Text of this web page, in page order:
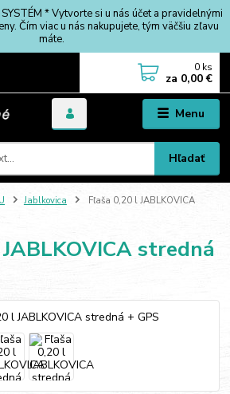
* Vytvorte si u nás účet a pravidelnými
Čím viac u nás nakupujete, tým väčšiu zľavu
máte.
Menu
Hľadať
0 ks
za 0,00 €
Jablkovica
Fľaša 0,20 l JABLKOVICA
stredná